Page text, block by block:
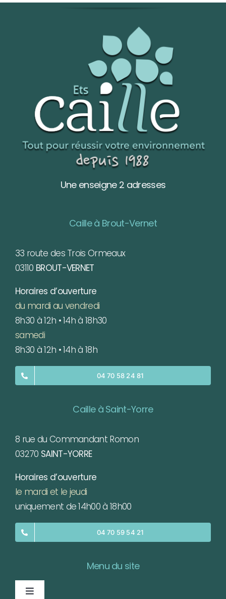
Une enseigne 2 adresses
Caille à Brout-Vernet
33 route des Trois Ormeaux
03110 BROUT-VERNET
Horaires d’ouverture
du mardi au vendredi
8h30 à 12h • 14h à 18h30
samedi
8h30 à 12h • 14h à 18h
04 70 58 24 81
Caille à Saint-Yorre
8 rue du Commandant Romon
03270 SAINT-YORRE
Horaires d’ouverture
le mardi et le jeudi
uniquement de 14h00 à 18h00
04 70 59 54 21
Menu du site